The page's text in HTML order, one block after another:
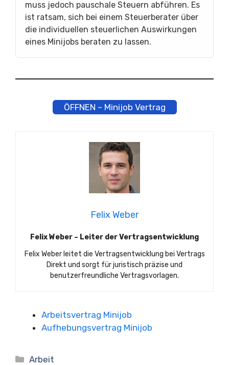
muss jedoch pauschale Steuern abführen. Es
ist ratsam, sich bei einem Steuerberater über
die individuellen steuerlichen Auswirkungen
eines Minijobs beraten zu lassen.
ÖFFNEN – Minijob Vertrag
Felix Weber
Felix Weber – Leiter der Vertragsentwicklung
Felix Weber leitet die Vertragsentwicklung bei Vertrags
Direkt und sorgt für juristisch präzise und
benutzerfreundliche Vertragsvorlagen.
Arbeitsvertrag Minijob
Aufhebungsvertrag Minijob
Kategorien
Arbeit